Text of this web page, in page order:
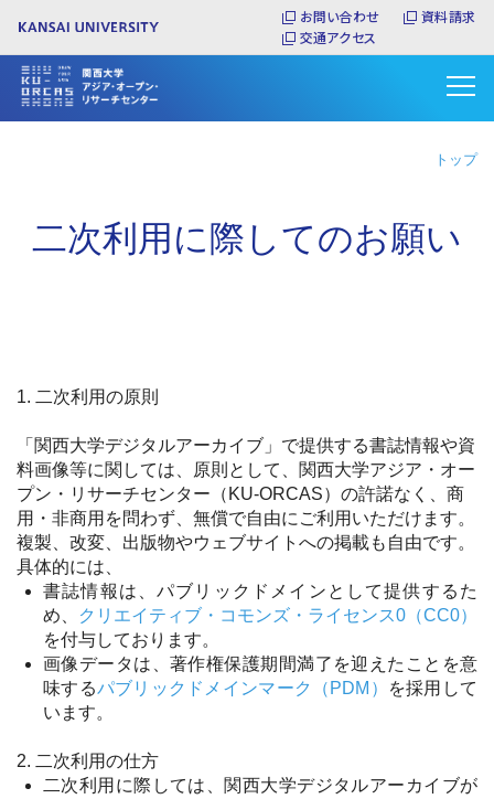
ン
お問い合わせ
資料請求
交通アクセス
トップ
二次利用に際してのお願い
1. 二次利用の原則
「関西大学デジタルアーカイブ」で提供する書誌情報や資
料画像等に関しては、原則として、関西大学アジア・オー
プン・リサーチセンター（KU-ORCAS）の許諾なく、商
用・非商用を問わず、無償で自由にご利用いただけます。
複製、改変、出版物やウェブサイトへの掲載も自由です。
具体的には、
書誌情報は、パブリックドメインとして提供するた
め、
クリエイティブ・コモンズ・ライセンス0（CC0）
を付与しております。
画像データは、著作権保護期間満了を迎えたことを意
味するパブリックドメインマーク（PDM）
を採用して
います。
2. 二次利用の仕方
二次利用に際しては、関西大学デジタルアーカイブが